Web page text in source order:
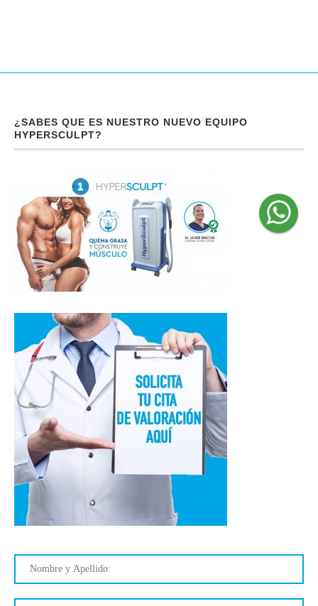
¿SABES QUE ES NUESTRO NUEVO EQUIPO
HYPERSCULPT?